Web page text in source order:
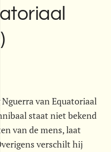
van Equatoriaal
staat niet bekend
van de mens, laat
verschilt hij